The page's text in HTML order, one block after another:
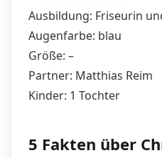
Ausbildung: Friseurin
Augenfarbe: blau
Größe: –
Partner: Matthias Reim
Kinder: 1 Tochter
5 Fakten über